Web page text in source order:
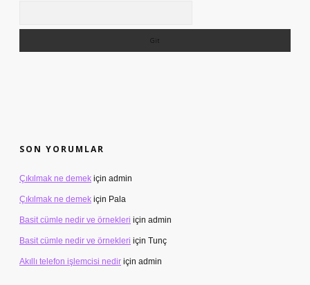
SON YORUMLAR
Çıkılmak ne demek için admin
Çıkılmak ne demek için Pala
Basit cümle nedir ve örnekleri için admin
Basit cümle nedir ve örnekleri için Tunç
Akıllı telefon işlemcisi nedir için admin